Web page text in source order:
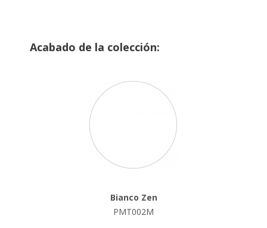
Acabado de la colección:
Bianco Zen
PMT002M